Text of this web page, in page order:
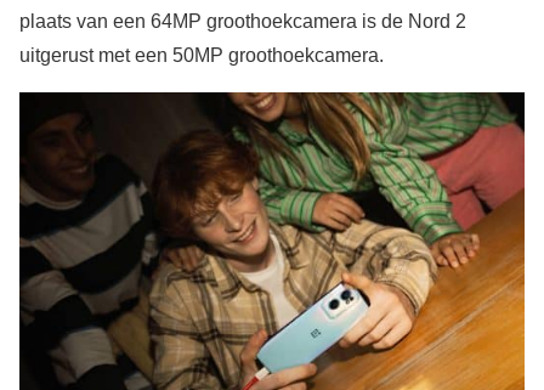
plaats van een 64MP groothoekcamera is de Nord 2
uitgerust met een 50MP groothoekcamera.